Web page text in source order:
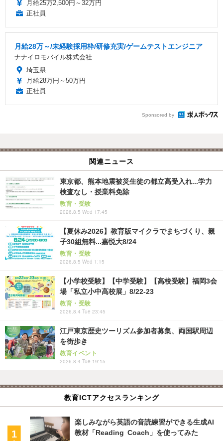
月給25万2,500円～32万円
正社員
月給28万～/未経験採用枠/研修充実/ゲームテストエンジニア
ナナイロモバイル株式会社
埼玉県
月給28万円～50万円
正社員
Sponsored by
関連ニュース
東京都、熊本地震被災生徒の都立高受入れ...学力
検査なし・授業料免除
教育・受験
2026.8.5 Wed 17:45
【夏休み2026】教育版マイクラでまちづくり、親
子30組無料...嘉悦大8/24
教育・受験
2026.8.5 Wed 1:15
【小学校受験】【中学受験】【高校受験】福岡3会
場「私立小中高校展」8/22-23
教育・受験
2026.8.4 Tue 23:45
江戸東京歴史ツーリズム参加者募集、両国駅周辺
を街歩き
教育イベント
2026.8.4 Tue 19:15
教育ICTアクセスランキング
楽しみながら英語の音読練習ができる生成AI
教材「Reading Coach」を使ってみた